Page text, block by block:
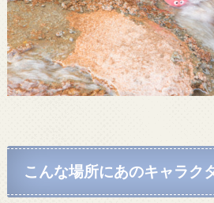
こんな場所にあのキャラク